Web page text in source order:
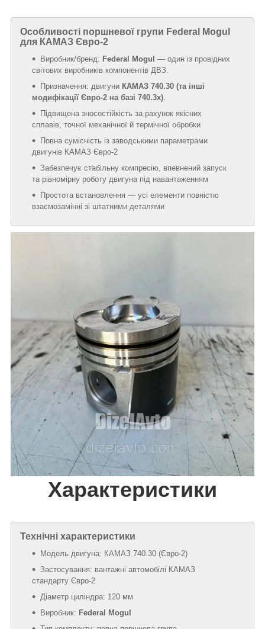
Особливості поршневої групи Federal Mogul
для КАМАЗ Євро-2
Виробник/бренд: Federal Mogul — один із провідних
світових виробників компонентів ДВЗ.
Призначення: двигуни КАМАЗ 740.30 (та інші
модифікації Євро-2 на базі 740.3х)
Підвищена зносостійкість за рахунок якісних
сплавів, точної механічної й термічної обробки
Повна сумісність із заводськими параметрами
двигунів КАМАЗ Євро-2
Забезпечує стабільну компресію, впевнений запуск
та рівномірну роботу двигуна під навантаженням
Простота встановлення — усі елементи повністю
взаємозамінні зі штатними деталями
Характеристики
Технічні характеристики
Модель двигуна: КАМАЗ 740.30 (Євро-2)
Застосування: вантажні автомобілі КАМАЗ
стандарту Євро-2
Діаметр циліндра: 120 мм
Виробник: Federal Mogul